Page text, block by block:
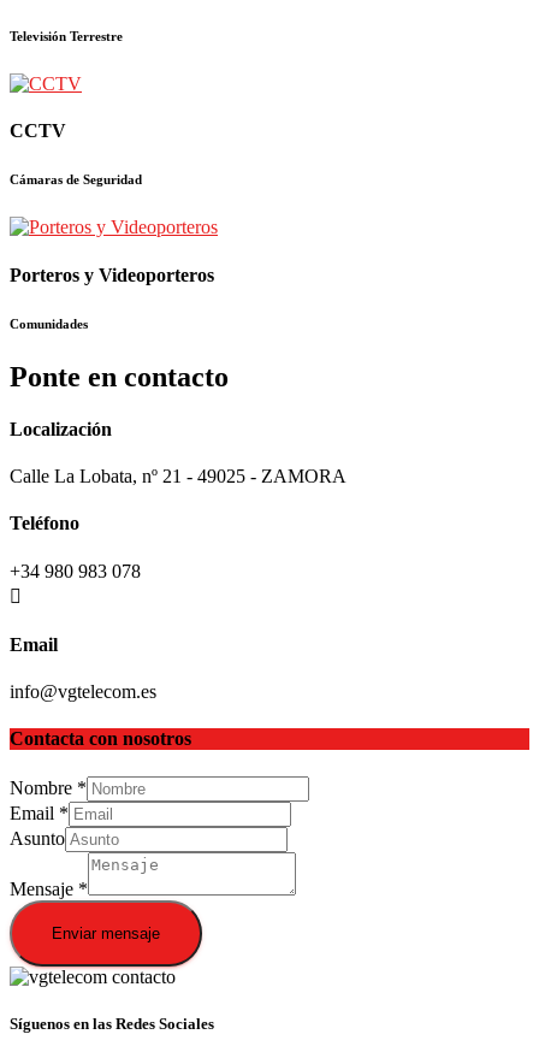
Televisión Terrestre
CCTV
Cámaras de Seguridad
Porteros y Videoporteros
Comunidades
Ponte en contacto
Localización
Calle La Lobata, nº 21 - 49025 - ZAMORA
Teléfono
+34 980 983 078
Email
info@vgtelecom.es
Contacta con nosotros
Nombre *
Email *
Asunto
Mensaje *
Enviar mensaje
Síguenos en las Redes Sociales